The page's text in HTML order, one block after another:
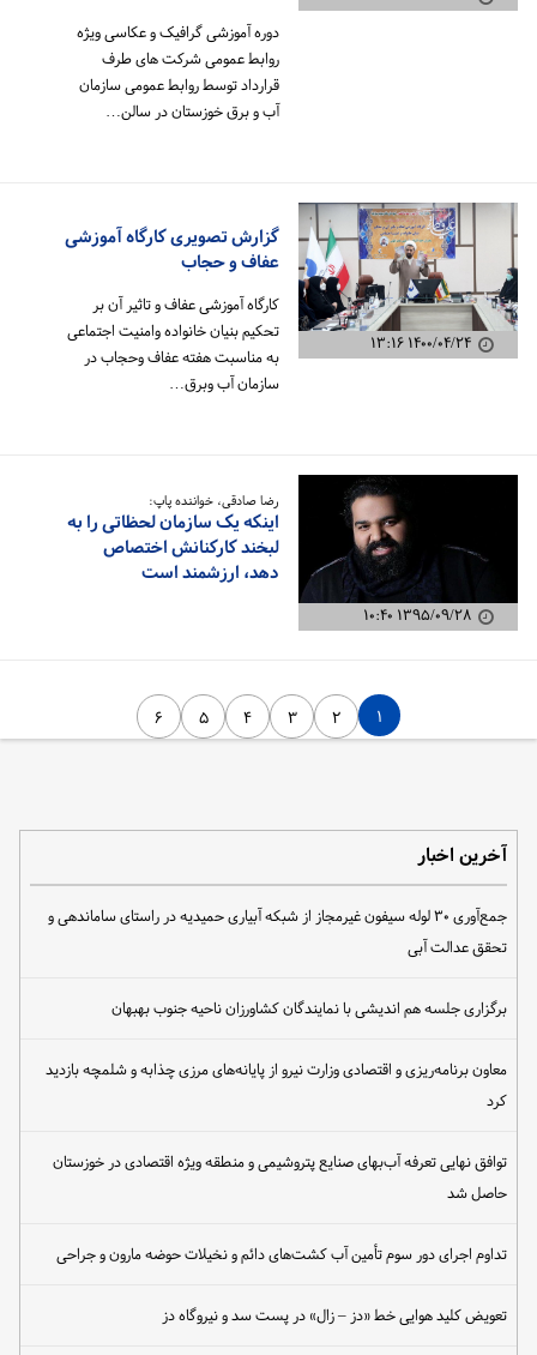
دوره آموزشی گرافیک و عکاسی ویژه
روابط عمومی شرکت های طرف
قرارداد توسط روابط عمومی سازمان
آب و برق خوزستان در سالن…
۱۴۰۰/۰۴/۲۴ ۱۳:۱۶
گزارش تصویری کارگاه آموزشی
عفاف و حجاب
کارگاه آموزشی عفاف و تاثیر آن بر
تحکیم بنیان خانواده وامنیت اجتماعی
به مناسبت هفته عفاف وحجاب در
سازمان آب وبرق…
۱۳۹۵/۰۹/۲۸ ۱۰:۴۰
رضا صادقی، خواننده پاپ:
اینکه یک سازمان لحظاتی را به
لبخند کارکنانش اختصاص
دهد، ارزشمند است
۱ ۲ ۳ ۴ ۵ ۶
آخرین اخبار
جمع‌آوری ۳۰ لوله سیفون غیرمجاز از شبکه آبیاری حمیدیه در راستای ساماندهی و
تحقق عدالت آبی
برگزاری جلسه هم اندیشی با نمایندگان کشاورزان ناحیه جنوب بهبهان
معاون برنامه‌ریزی و اقتصادی وزارت نیرو از پایانه‌های مرزی چذابه و شلمچه بازدید
کرد
توافق نهایی تعرفه آب‌بهای صنایع پتروشیمی و منطقه ویژه اقتصادی در خوزستان
حاصل شد
تداوم اجرای دور سوم تأمین آب کشت‌های دائم و نخیلات حوضه مارون و جراحی
تعویض کلید هوایی خط «دز – زال» در پست سد و نیروگاه دز